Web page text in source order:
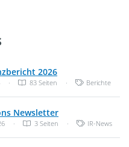
2026PDF, 1 MB
· 83 Seiten · Kategorien:
Berichte
NewsletterPDF, 210 KB
· 3 Seiten · Kategorien:
IR-News